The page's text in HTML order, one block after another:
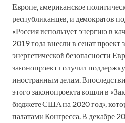
Европе, американское
республиканцев, и демократов
«Россия использует энергию в
2019 года внесли в сенат проект
энергетической безопасности
законопроект получил
иностранным делам.
этого законопроекта вошли в
бюджете США на 2020 год»,
палатами Конгресса. В декабре